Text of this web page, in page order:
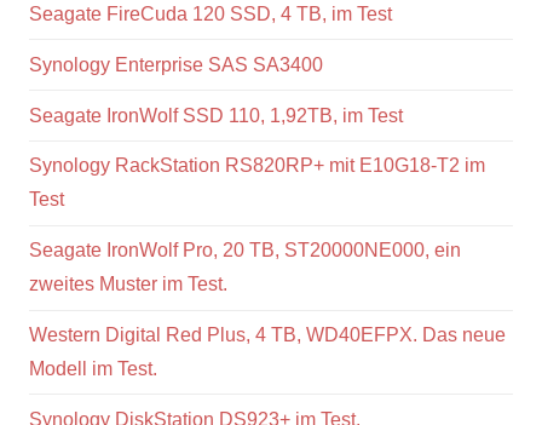
Seagate FireCuda 120 SSD, 4 TB, im Test
Synology Enterprise SAS SA3400
Seagate IronWolf SSD 110, 1,92TB, im Test
Synology RackStation RS820RP+ mit E10G18-T2 im
Test
Seagate IronWolf Pro, 20 TB, ST20000NE000, ein
zweites Muster im Test.
Western Digital Red Plus, 4 TB, WD40EFPX. Das neue
Modell im Test.
Synology DiskStation DS923+ im Test.